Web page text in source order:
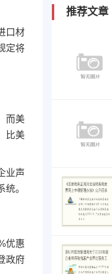
口材
定将
而美
比美
业声
。
优惠
政府
推荐文章